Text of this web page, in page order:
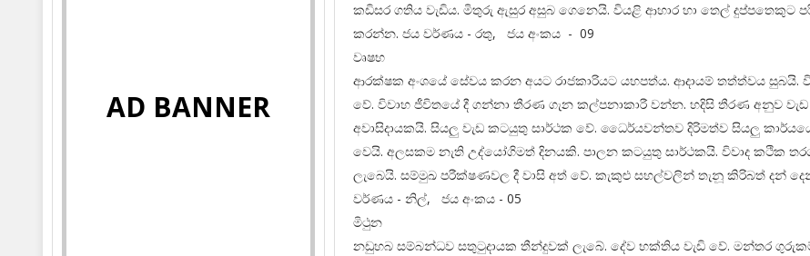
AD BANNER
කඩිසර ගතිය වැඩිය. මිතුරු ඇසුර අසුබ ගෙනෙයි. වියළි ආහාර හා තෙල් දුප්පතෙකුට
කරන්න. ජය වර්ණය - රතු, ජය අංකය - 09
වෘෂභ
ආරක්ෂක අංශයේ සේවය කරන අයට රාජකාරියට යහපත්ය. ආදායම් තත්ත්වය සුබයි.
වේ. විවාහ ජීවිතයේ දී ගන්නා තීරණ ගැන කල්පනාකාරී වන්න. හදිසි තීරණ අනුව
අවාසිදායකයි. සියලු වැඩ කටයුතු සාර්ථක වේ. ධෛර්යවන්තව දිරිමත්ව සියලු
වෙයි. අලසකම නැති උද්යෝගිමත් දිනයකි. පාලන කටයුතු සාර්ථකයි. විවාද කථික
ලැබෙයි. සම්මුඛ පරීක්ෂණවල දී වාසි අත් වේ. කැකුළු සහල්වලින් තැනූ කිරිබත් දන්
වර්ණය - නිල්, ජය අංකය - 05
මිථුන
නඩුහබ සම්බන්ධව සතුටුදායක තීන්දුවක් ලැබේ. දේව භක්තිය වැඩි වේ. මන්තර